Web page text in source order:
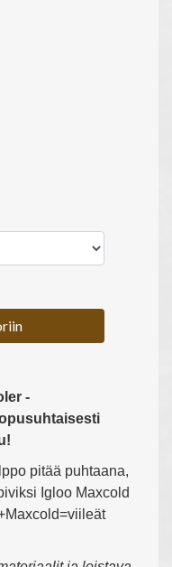
-
pitää puhtaana,
Igloo Maxcold